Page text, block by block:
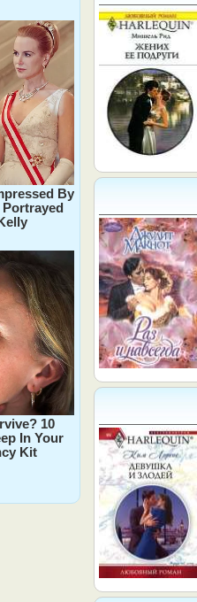
By
Portrayed
10
In Your
Kit